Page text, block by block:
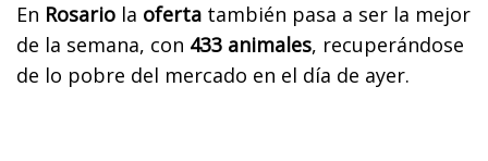
En Rosario la oferta también pasa a ser la mejor
de la semana, con 433 animales, recuperándose
de lo pobre del mercado en el día de ayer.